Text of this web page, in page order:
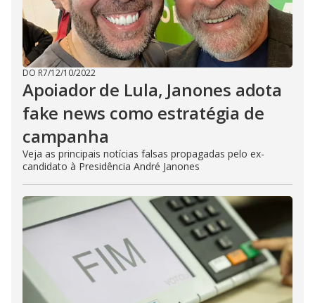
DO R7/12/10/2022
Apoiador de Lula, Janones adota
fake news como estratégia de
campanha
Veja as principais notícias falsas propagadas pelo ex-
candidato à Presidência André Janones